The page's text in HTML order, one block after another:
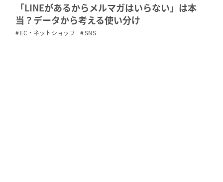
「LINEがあるからメルマガはいらない」は本
当？データから考える使い分け
EC・ネットショップ SNS